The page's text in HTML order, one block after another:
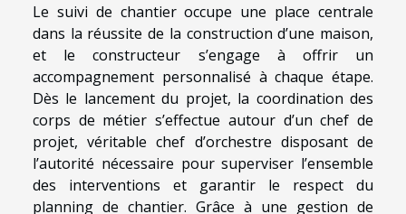
Le suivi de chantier occupe une place centrale
dans la réussite de la construction d’une maison,
et le constructeur s’engage à offrir un
accompagnement personnalisé à chaque étape.
Dès le lancement du projet, la coordination des
corps de métier s’effectue autour d’un chef de
projet, véritable chef d’orchestre disposant de
l’autorité nécessaire pour superviser l’ensemble
des interventions et garantir le respect du
planning de chantier. Grâce à une gestion de